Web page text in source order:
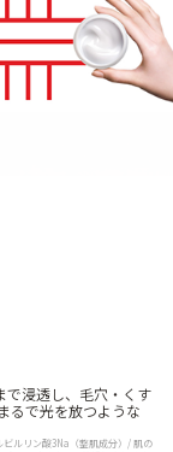
で浸透し、毛穴・くす
るで光を放つような
ルリン酸3Na（整肌成分）/ 肌の